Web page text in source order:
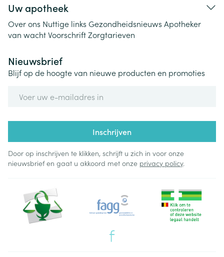
Uw apotheek
Over ons Nuttige links Gezondheidsnieuws Apotheker
van wachtVoorschriftZorgtarieven
Nieuwsbrief
Blijf op de hoogte van nieuwe producten en promoties
Inschrijven
Door op inschrijven te klikken, schrijft u zich in voor onze
nieuwsbrief en gaat u akkoord met onze privacy policy.